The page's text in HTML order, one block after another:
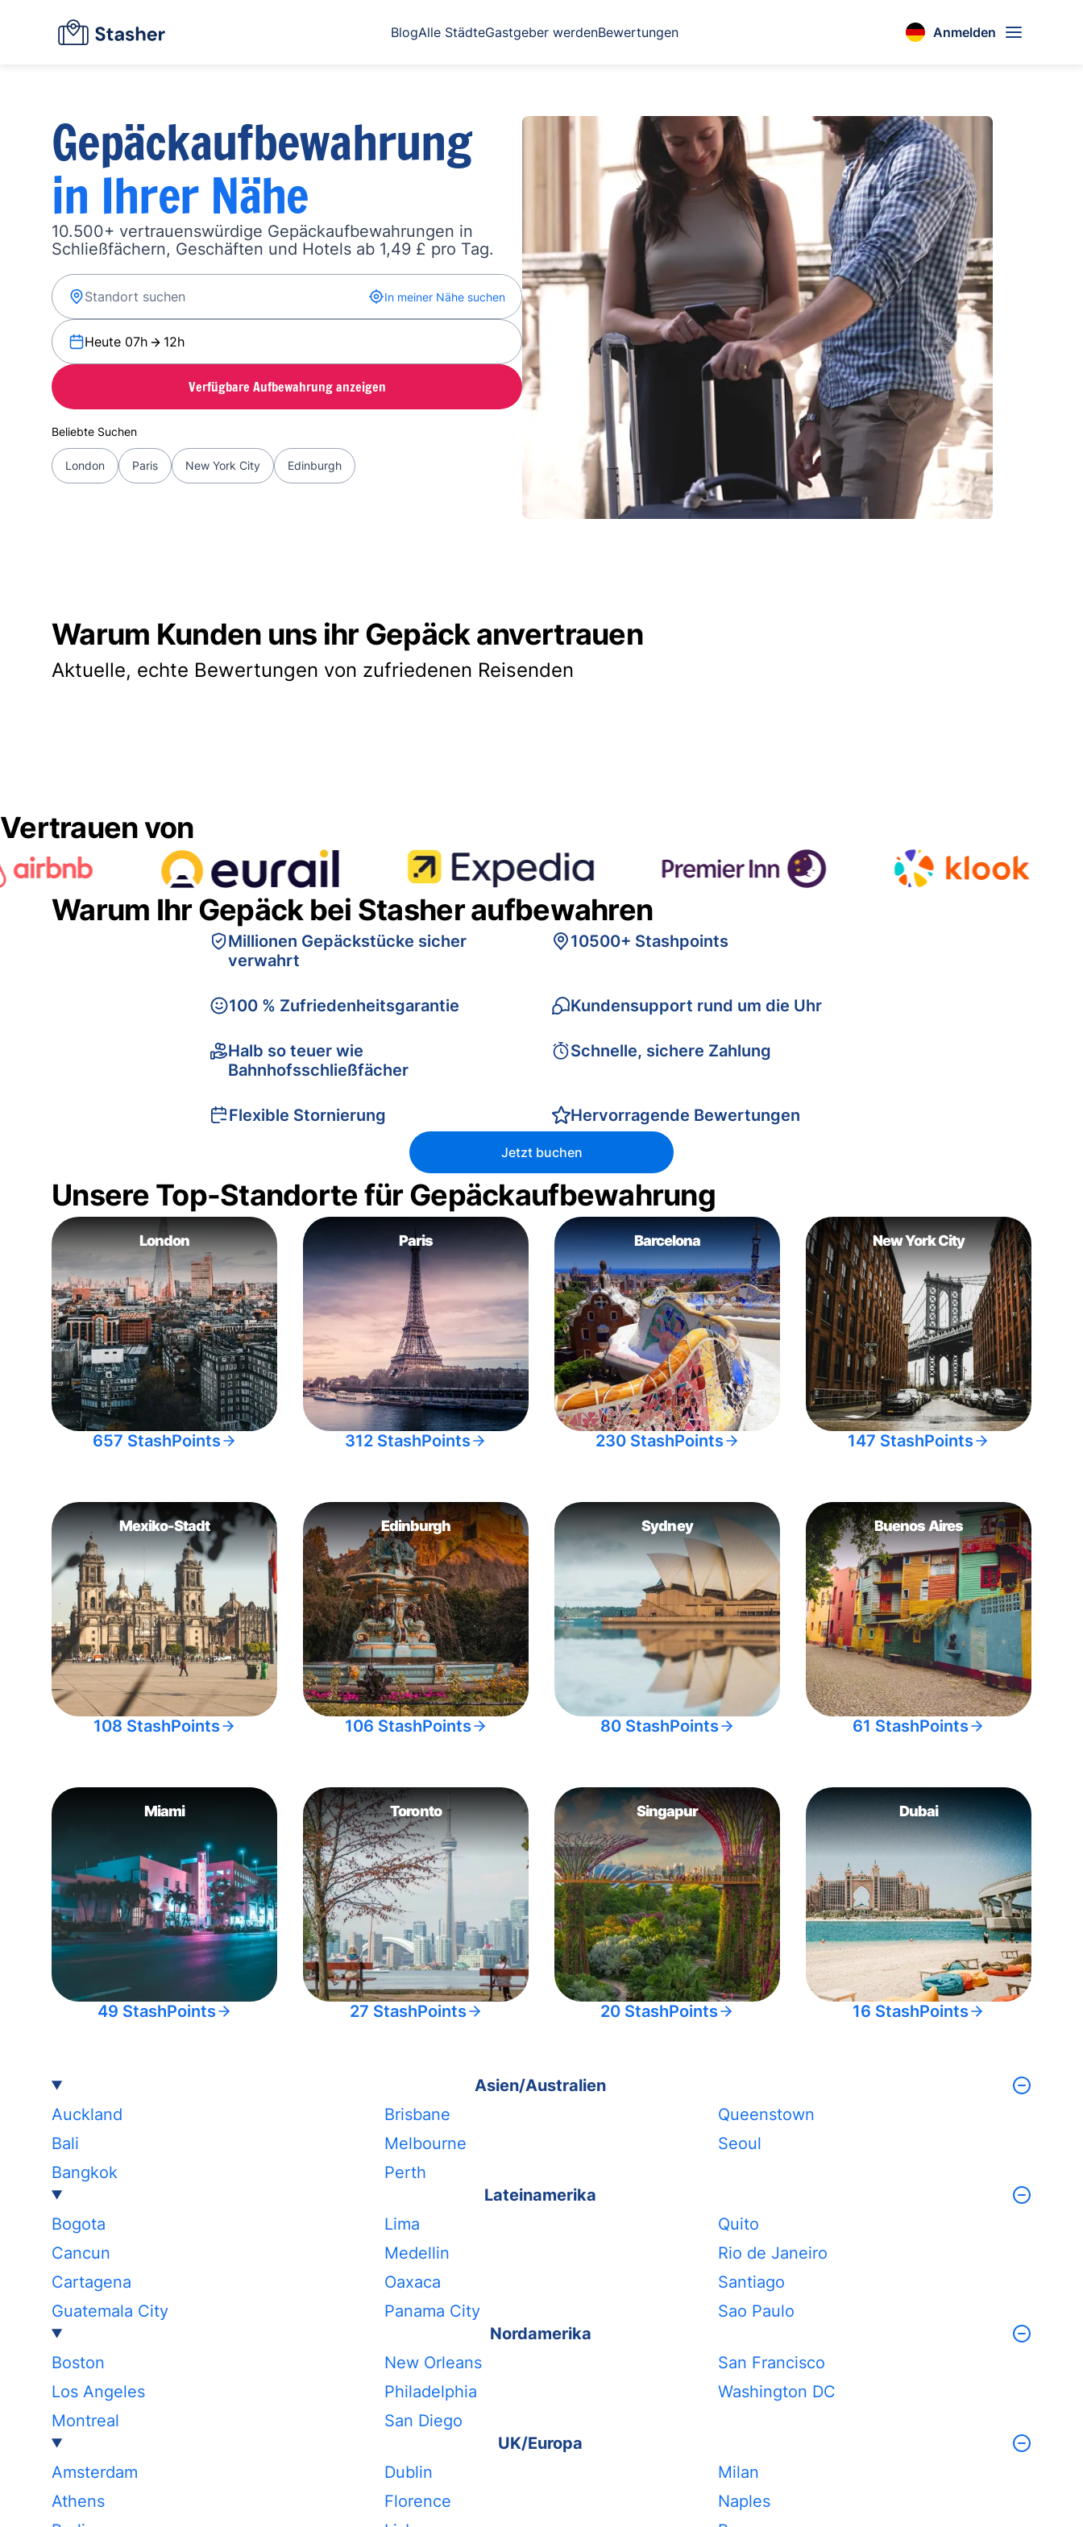
BlogAlle StädteGastgeber werdenBewertungen Anmelden
Gepäckaufbewahrung
in Ihrer Nähe
10.500+ vertrauenswürdige Gepäckaufbewahrungen in
Schließfächern, Geschäften und Hotels ab 1,49 £ pro Tag.
In meiner Nähe suchen
Heute 07h 12h
Verfügbare Aufbewahrung anzeigen
Beliebte Suchen
London Paris New York City Edinburgh
Warum Kunden uns ihr Gepäck anvertrauen
Aktuelle, echte Bewertungen von zufriedenen Reisenden
Vertrauen von
Warum Ihr Gepäck bei Stasher aufbewahren
Millionen Gepäckstücke sicher
verwahrt
100 % Zufriedenheitsgarantie
Halb so teuer wie
Bahnhofsschließfächer
Flexible Stornierung
10500+ Stashpoints
Kundensupport rund um die Uhr
Schnelle, sichere Zahlung
Hervorragende Bewertungen
Jetzt buchen
Unsere Top-Standorte für Gepäckaufbewahrung
London
657 StashPoints
Paris
312 StashPoints
Barcelona
230 StashPoints
New York City
147 StashPoints
Mexiko-Stadt
108 StashPoints
Edinburgh
106 StashPoints
Sydney
80 StashPoints
Buenos Aires
61 StashPoints
Miami
49 StashPoints
Toronto
27 StashPoints
Singapur
20 StashPoints
Dubai
16 StashPoints
Asien/Australien
Auckland
Bali
Bangkok
Brisbane
Melbourne
Perth
Queenstown
Seoul
Lateinamerika
Bogota
Cancun
Cartagena
Guatemala City
Lima
Medellin
Oaxaca
Panama City
Quito
Rio de Janeiro
Santiago
Sao Paulo
Nordamerika
Boston
Los Angeles
Montreal
New Orleans
Philadelphia
San Diego
San Francisco
Washington DC
UK/Europa
Amsterdam
Athens
Dublin
Florence
Milan
Naples